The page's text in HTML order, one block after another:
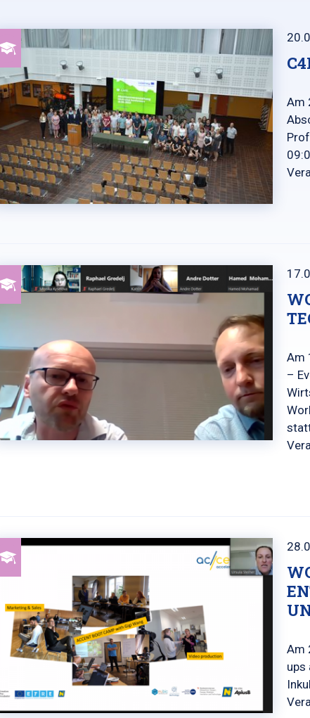
Am
Am
–
Am
ups